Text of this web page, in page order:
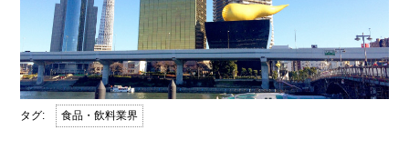
食品・飲料業界